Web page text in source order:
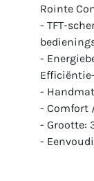
Rointe
- TFT-
-
-
- Comfort
- Grootte:
-